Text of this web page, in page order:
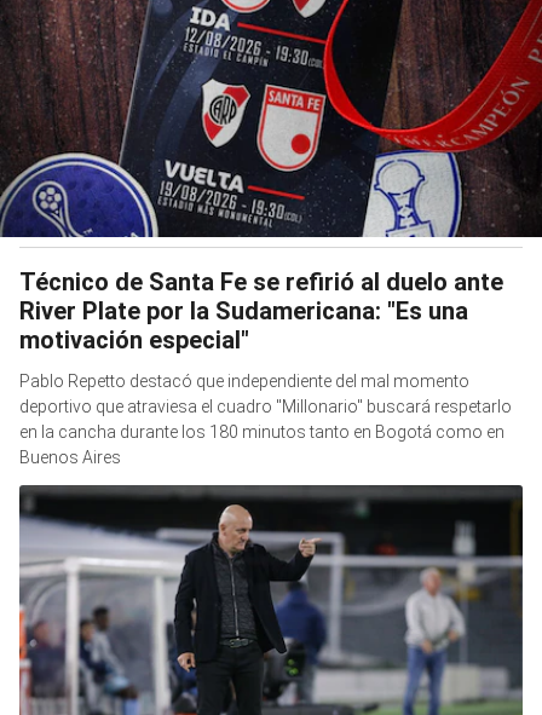
Técnico de Santa Fe se refirió al duelo ante
River Plate por la Sudamericana: "Es una
motivación especial"
Pablo Repetto destacó que independiente del mal momento
deportivo que atraviesa el cuadro "Millonario" buscará respetarlo
en la cancha durante los 180 minutos tanto en Bogotá como en
Buenos Aires